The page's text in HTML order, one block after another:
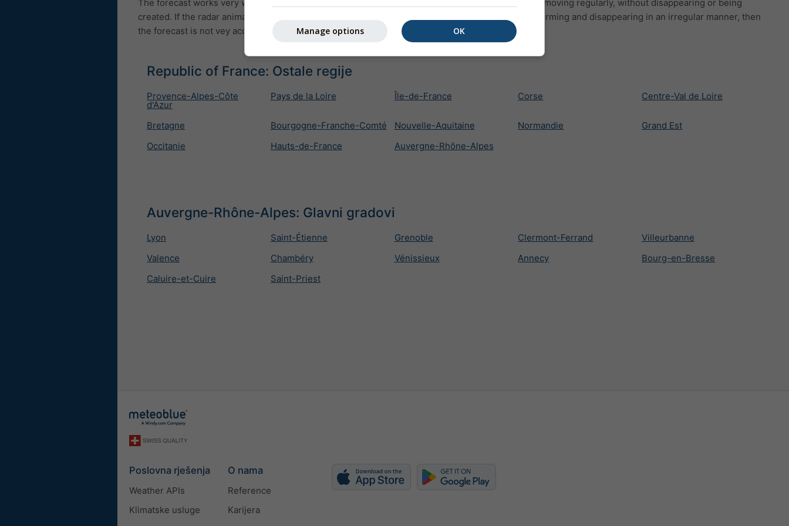
The forecast works very well when weather fronts or large organized precipitation structures are moving regularly, without disappearing or being
created. If the radar animation of the last hours shows local thunderstorms or precipitation cells forming and disappearing in an irregular manner, then
the forecast is not vey accurate.
Republic of France: Ostale regije
Provence-Alpes-Côte
d'Azur
Pays de la Loire Île-de-France Corse Centre-Val de Loire
Bretagne Bourgogne-Franche-Comté Nouvelle-Aquitaine Normandie
Grand Est
Occitanie
Hauts-de-France Auvergne-Rhône-Alpes
Auvergne-Rhône-Alpes: Glavni gradovi
Lyon Saint-Étienne Grenoble Clermont-Ferrand
Villeurbanne
Valence
Chambéry Vénissieux Annecy
Bourg-en-Bresse
Caluire-et-Cuire
Saint-Priest
Poslovna rješenja
Weather APIs
Klimatske usluge
O nama
Reference
Karijera
OK
Manage options